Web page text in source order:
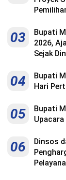
03
Bupati
2026,
Sejak
04
Bupati
Hari
05
Bupati
06
Dinsos